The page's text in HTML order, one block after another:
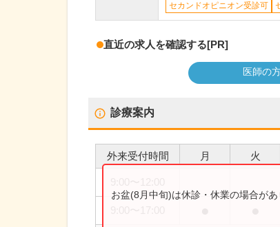
セカンドオピニオン受診可
直近の求人を確認する[PR]
医師の
診療案内
外来受付時間 月 火
お盆(8月中旬)は休診・休業の場合が